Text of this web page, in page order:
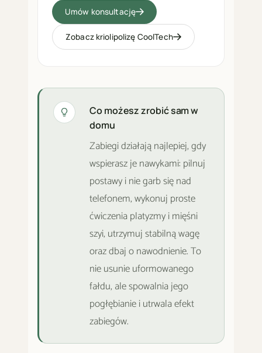
Umów konsultację
Zobacz kriolipolizę CoolTech
Co możesz zrobić sam w
domu
Zabiegi działają najlepiej, gdy
wspierasz je nawykami: pilnuj
postawy i nie garb się nad
telefonem, wykonuj proste
ćwiczenia platyzmy i mięśni
szyi, utrzymuj stabilną wagę
oraz dbaj o nawodnienie. To
nie usunie uformowanego
fałdu, ale spowalnia jego
pogłębianie i utrwala efekt
zabiegów.